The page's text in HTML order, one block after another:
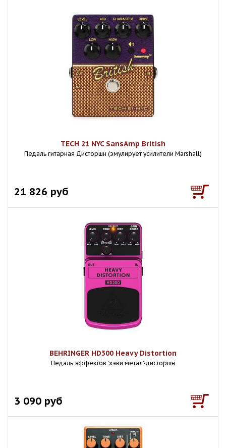
TECH 21 NYC SansAmp British
Педаль гитарная Дисторшн (эмулирует усилители Marshall)
21 826 руб
BEHRINGER HD300 Heavy Distortion
Педаль эффектов 'хэви метал'-дисторшн
3 090 руб